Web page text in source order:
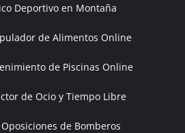
Deportivo en Montaña
de Alimentos Online
de Piscinas Online
de Ocio y Tiempo Libre
de Bomberos